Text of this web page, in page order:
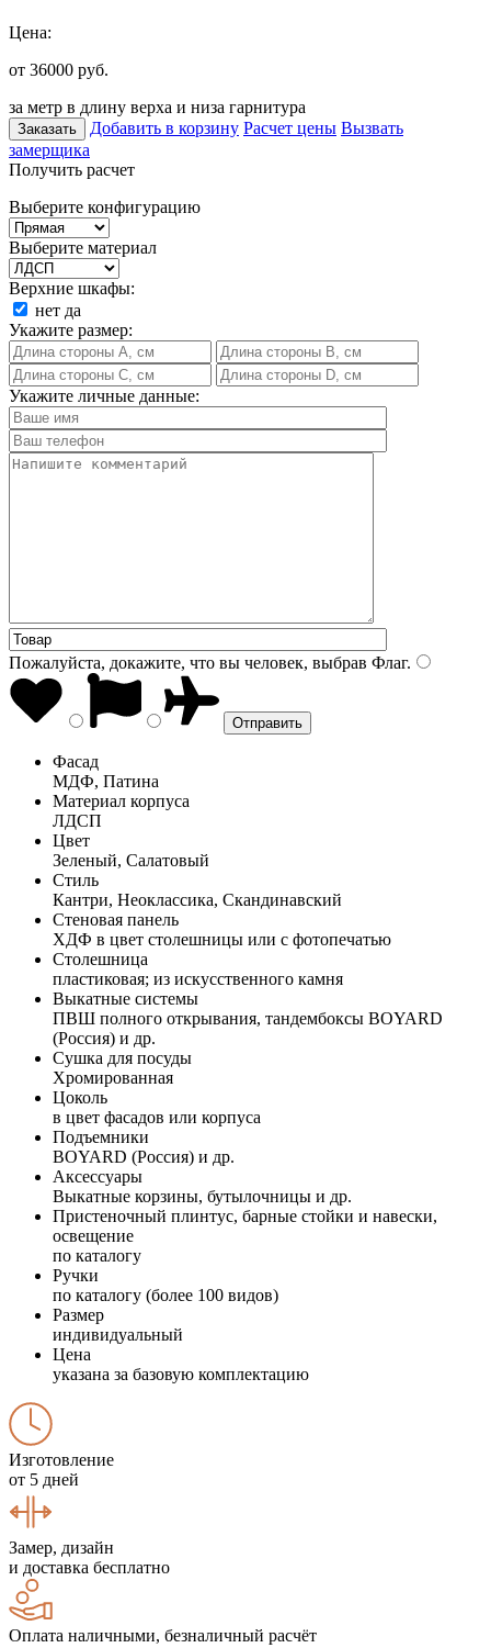
Цена:
от 36000 руб.
за метр в длину верха и низа гарнитура
Заказать Добавить в корзину Расчет цены Вызвать
замерщика
Получить расчет
Выберите конфигурацию
Выберите материал
Верхние шкафы:
нет да
Укажите размер:
Укажите личные данные:
Пожалуйста, докажите, что вы человек, выбрав Флаг.
Фасад
МДФ, Патина
Материал корпуса
ЛДСП
Цвет
Зеленый, Салатовый
Стиль
Кантри, Неоклассика, Скандинавский
Стеновая панель
ХДФ в цвет столешницы или с фотопечатью
Столешница
пластиковая; из искусственного камня
Выкатные системы
ПВШ полного открывания, тандембоксы BOYARD
(Россия) и др.
Сушка для посуды
Хромированная
Цоколь
в цвет фасадов или корпуса
Подъемники
BOYARD (Россия) и др.
Аксессуары
Выкатные корзины, бутылочницы и др.
Пристеночный плинтус, барные стойки и навески,
освещение
по каталогу
Ручки
по каталогу (более 100 видов)
Размер
индивидуальный
Цена
указана за базовую комплектацию
Изготовление
от 5 дней
Замер, дизайн
и доставка бесплатно
Оплата наличными, безналичный расчёт